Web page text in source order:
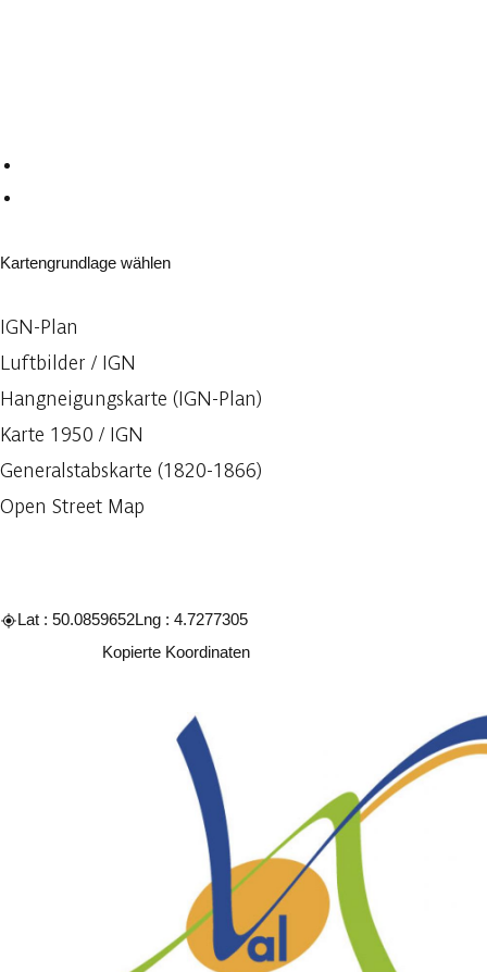
Kartengrundlage wählen
IGN-Plan
Luftbilder / IGN
Hangneigungskarte (IGN-Plan)
Karte 1950 / IGN
Generalstabskarte (1820-1866)
Open Street Map
Lat : 50.0859652Lng : 4.7277305
Kopierte Koordinaten